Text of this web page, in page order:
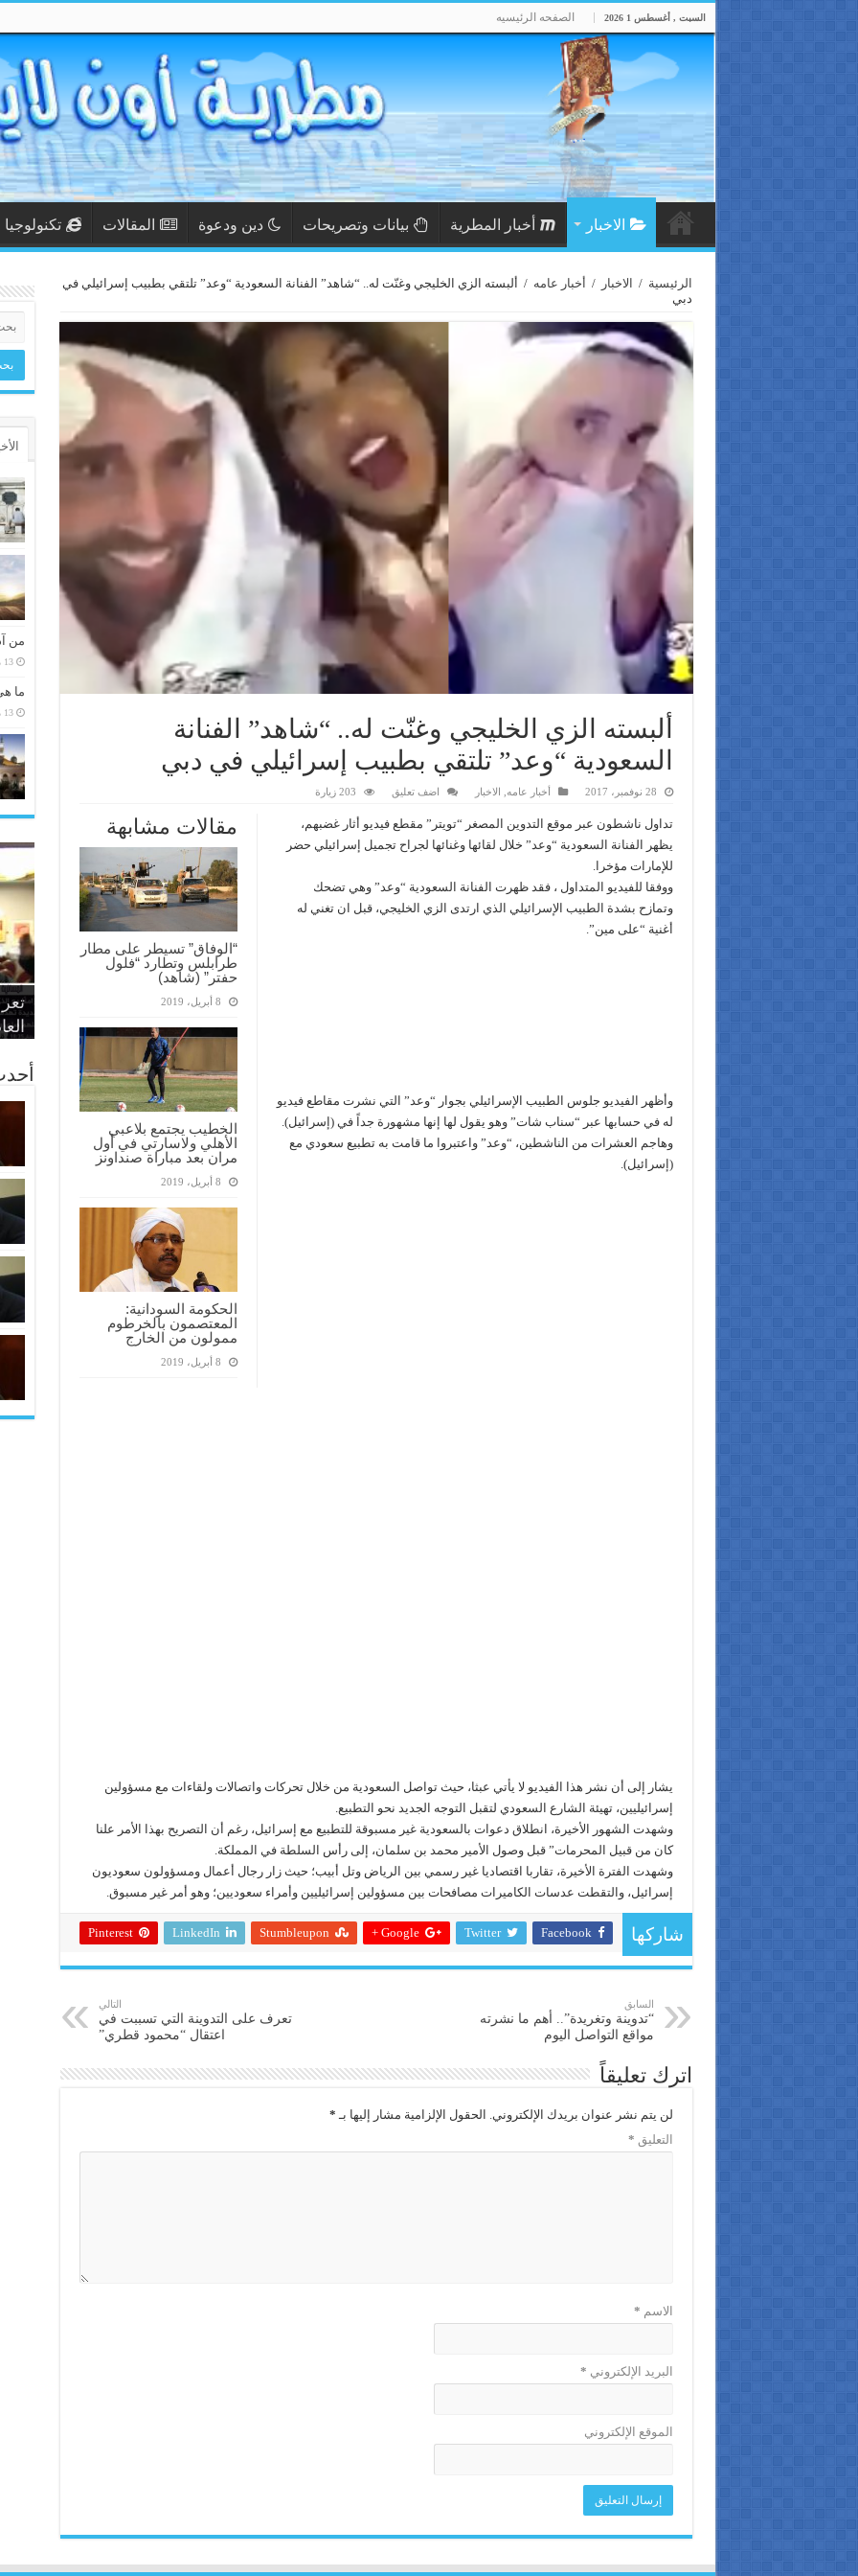
السبت , أغسطس 1 2026 الصفحه الرئيسيه
الاخبار أخبار المطرية بيانات وتصريحات دين ودعوة المقالات تكنولوجيا
الرئيسية / الاخبار / أخبار عامه / ألبسته الزي الخليجي وغنّت له.. “شاهد” الفنانة السعودية “وعد” تلتقي بطبيب إسرائيلي في
دبي
ألبسته الزي الخليجي وغنّت له.. “شاهد” الفنانة
السعودية “وعد” تلتقي بطبيب إسرائيلي في دبي
28 نوفمبر، 2017 أخبار عامه الاخبار اضف تعليق 203 زيارة
مقالات مشابهة
“الوفاق” تسيطر على مطار
طرابلس وتطارد “فلول
حفتر” (شاهد)
8 أبريل، 2019
الخطيب يجتمع بلاعبي
الأهلي ولاسارتي في أول
مران بعد مباراة صنداونز
8 أبريل، 2019
الحكومة السودانية:
المعتصمون بالخرطوم
ممولون من الخارج
8 أبريل، 2019
تداول ناشطون عبر موقع التدوين المصغر “تويتر” مقطع فيديو أثار غضبهم،
يظهر الفنانة السعودية “وعد” خلال لقائها وغنائها لجراح تجميل إسرائيلي حضر
للإمارات مؤخرا.
ووفقا للفيديو المتداول ، فقد ظهرت الفنانة السعودية “وعد” وهي تضحك
وتمازح بشدة الطبيب الإسرائيلي الذي ارتدى الزي الخليجي، قبل ان تغني له
أغنية “على مين”.
وأظهر الفيديو جلوس الطبيب الإسرائيلي بجوار “وعد” التي نشرت مقاطع فيديو
له في حسابها عبر “سناب شات” وهو يقول لها إنها مشهورة جداً في (إسرائيل).
وهاجم العشرات من الناشطين، “وعد” واعتبروا ما قامت به تطبيع سعودي مع
(إسرائيل).
يشار إلى أن نشر هذا الفيديو لا يأتي عبثا، حيث تواصل السعودية من خلال تحركات واتصالات ولقاءات مع مسؤولين
إسرائيليين، تهيئة الشارع السعودي لتقبل التوجه الجديد نحو التطبيع.
وشهدت الشهور الأخيرة، انطلاق دعوات بالسعودية غير مسبوقة للتطبيع مع إسرائيل، رغم أن التصريح بهذا الأمر علنا
كان من قبيل المحرمات” قبل وصول الأمير محمد بن سلمان، إلى رأس السلطة في المملكة.
وشهدت الفترة الأخيرة، تقاربا اقتصاديا غير رسمي بين الرياض وتل أبيب؛ حيث زار رجال أعمال ومسؤولون سعوديون
إسرائيل، والتقطت عدسات الكاميرات مصافحات بين مسؤولين إسرائيليين وأمراء سعوديين؛ وهو أمر غير مسبوق.
شاركها Facebook
Twitter
Google +
Stumbleupon
LinkedIn
Pinterest
السابق
“تدوينة وتغريدة”.. أهم ما نشرته
مواقع التواصل اليوم
التالي
تعرف على التدوينة التي تسببت في
اعتقال “محمود قطري”
اترك تعليقاً
لن يتم نشر عنوان بريدك الإلكتروني. الحقول الإلزامية مشار إليها بـ *
التعليق *
الاسم *
البريد الإلكتروني *
الموقع الإلكتروني
من
13 مارس، 2026
ما
13 مارس، 2026